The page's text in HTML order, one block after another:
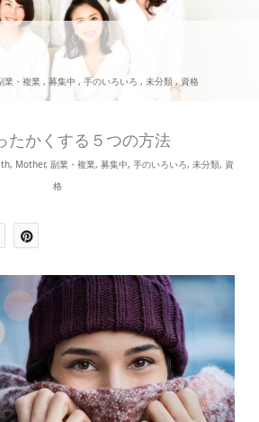
業・複業 ,募集中 ,手のいろいろ ,未分類 ,資格
たかくする５つの方法
, Mother, 副業・複業, 募集中, 手のいろいろ, 未分類, 資
格